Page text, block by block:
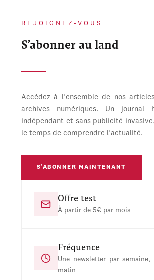
REJOIGNEZ-VOUS
S’abonner au land
Accédez à l’ensemble de nos
archives numériques. Un journal
indépendant et sans publicité
le temps de comprendre l’actualité.
S’ABONNER MAINTENANT
Offre test
À partir de 5€ par mois
Fréquence
Une newsletter par semaine,
matin